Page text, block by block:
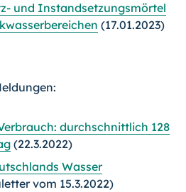
und Instandsetzungsmörtel
(17.01.2023)
durchschnittlich 128
(22.3.2022)
Wasser
vom 15.3.2022)